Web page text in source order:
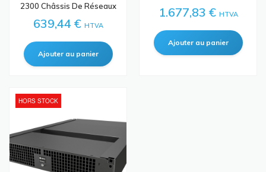
2300 Châssis De Réseaux
639,44 € HTVA
1.677,83 € HTVA
HORS STOCK